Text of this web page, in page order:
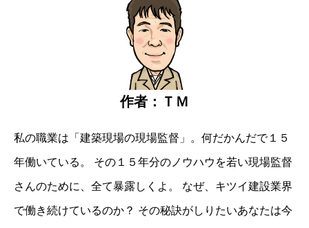
作者：ＴＭ
私の職業は「建築現場の現場監督」。 何だかんだで１５
年働いている。 その１５年分のノウハウを若い現場監督
さんのために、全て暴露しくよ。 なぜ、キツイ建設業界
で働き続けているのか？ その秘訣がしりたいあなたは今